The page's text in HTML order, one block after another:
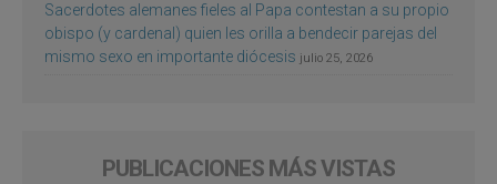
Sacerdotes alemanes fieles al Papa contestan a su propio
obispo (y cardenal) quien les orilla a bendecir parejas del
mismo sexo en importante diócesis julio 25, 2026
PUBLICACIONES MÁS VISTAS